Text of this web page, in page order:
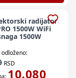
radijator
1500W WiFi
1500W
odloženo:
RSD
10.080